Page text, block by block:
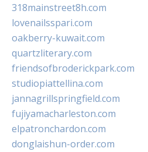
318mainstreet8h.com
lovenailsspari.com
oakberry-kuwait.com
quartzliterary.com
friendsofbroderickpark.com
studiopiattellina.com
jannagrillspringfield.com
fujiyamacharleston.com
elpatronchardon.com
donglaishun-order.com